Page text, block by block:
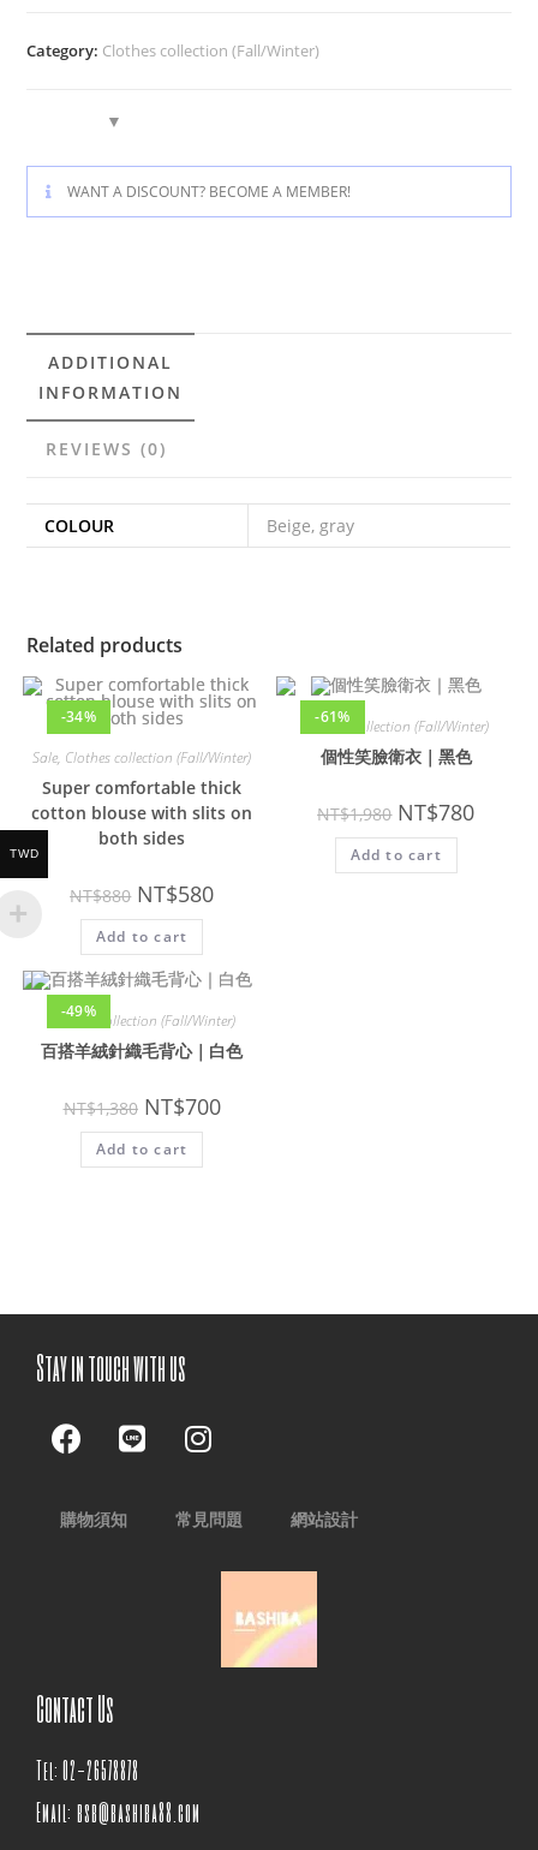
Category: Clothes collection (Fall/Winter)
WANT A DISCOUNT? BECOME A MEMBER!
ADDITIONAL
INFORMATION
REVIEWS (0)
COLOUR Beige, gray
Related products
-34%
Sale, Clothes collection (Fall/Winter)
Super comfortable thick
cotton blouse with slits on
both sides
NT$880 NT$580
Add to cart
-61%
Clothes collection (Fall/Winter)
個性笑臉衛衣｜黑色
NT$1,980 NT$780
Add to cart
-49%
Clothes collection (Fall/Winter)
百搭羊絨針織毛背心｜白色
NT$1,380 NT$700
Add to cart
Stay in touch with us
購物須知 常見問題 網站設計
Contact Us
Tel: 02-26578878
Email: bsb@bashiba88.com
TWD